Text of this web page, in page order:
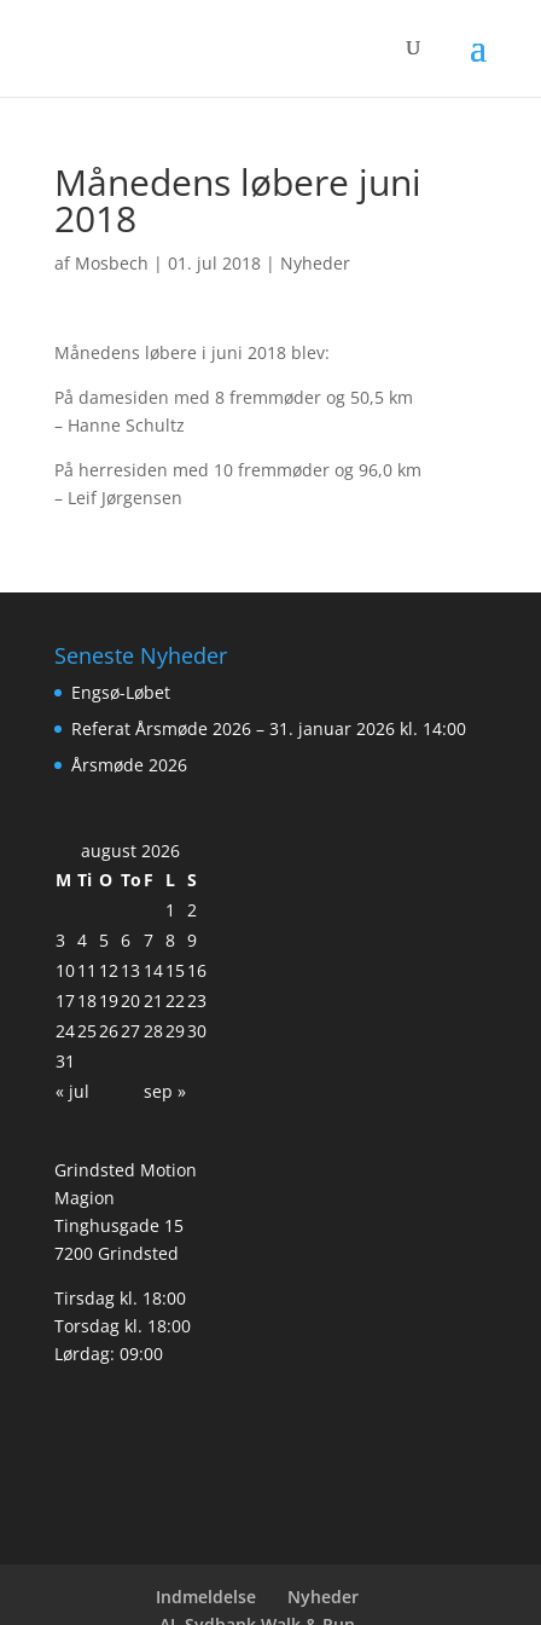
Månedens løbere juni
2018
af Mosbech | 01. jul 2018| Nyheder
Månedens løbere i juni 2018 blev:
På damesiden med 8 fremmøder og 50,5 km
– Hanne Schultz
På herresiden med 10 fremmøder og 96,0 km
– Leif Jørgensen
Seneste Nyheder
Engsø-Løbet
Referat Årsmøde 2026 – 31. januar 2026 kl. 14:00
Årsmøde 2026
august 2026
M Ti O To F L S
1
2
3 4 5 6 7 8 9
1011 1213 141516
1718192021 2223
24252627282930
31
« jul
sep »
Grindsted Motion
Magion
Tinghusgade 15
7200 Grindsted
Tirsdag kl. 18:00
Torsdag kl. 18:00
Lørdag: 09:00
Indmeldelse
Nyheder